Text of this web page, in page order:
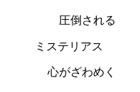
心がざわめく
ミステリアス
圧倒される